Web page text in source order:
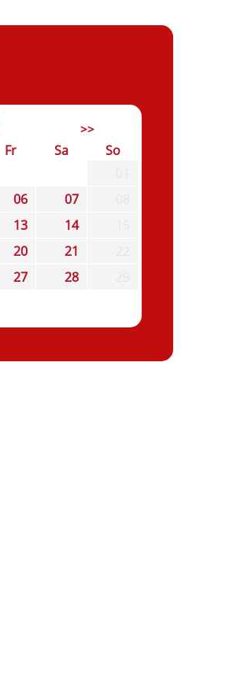
>>
Fr Sa
So
06 07
13 14
20 21
27 28